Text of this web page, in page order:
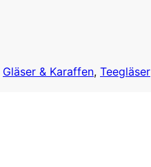
Gläser & Karaffen, Teegläser